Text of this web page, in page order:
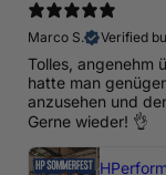
Marco S.
Verified
Tolles, angenehm
hatte man
anzusehen und
Gerne wieder! 👌